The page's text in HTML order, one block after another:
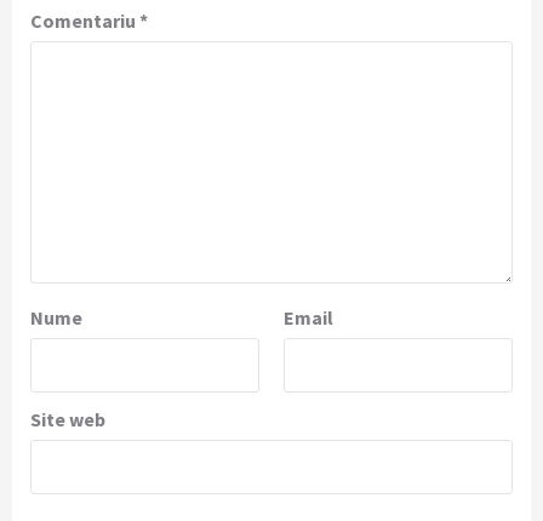
Comentariu *
Nume Email
Site web